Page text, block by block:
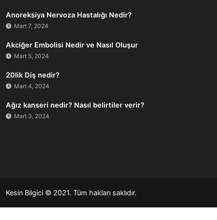
Anoreksiya Nervoza Hastalığı Nedir?
Mart 7, 2024
Akciğer Embolisi Nedir ve Nasıl Oluşur
Mart 5, 2024
20lik Diş nedir?
Mart 4, 2024
Ağız kanseri nedir? Nasıl belirtiler verir?
Mart 3, 2024
Kesin Bilgici © 2021. Tüm hakları saklıdır.